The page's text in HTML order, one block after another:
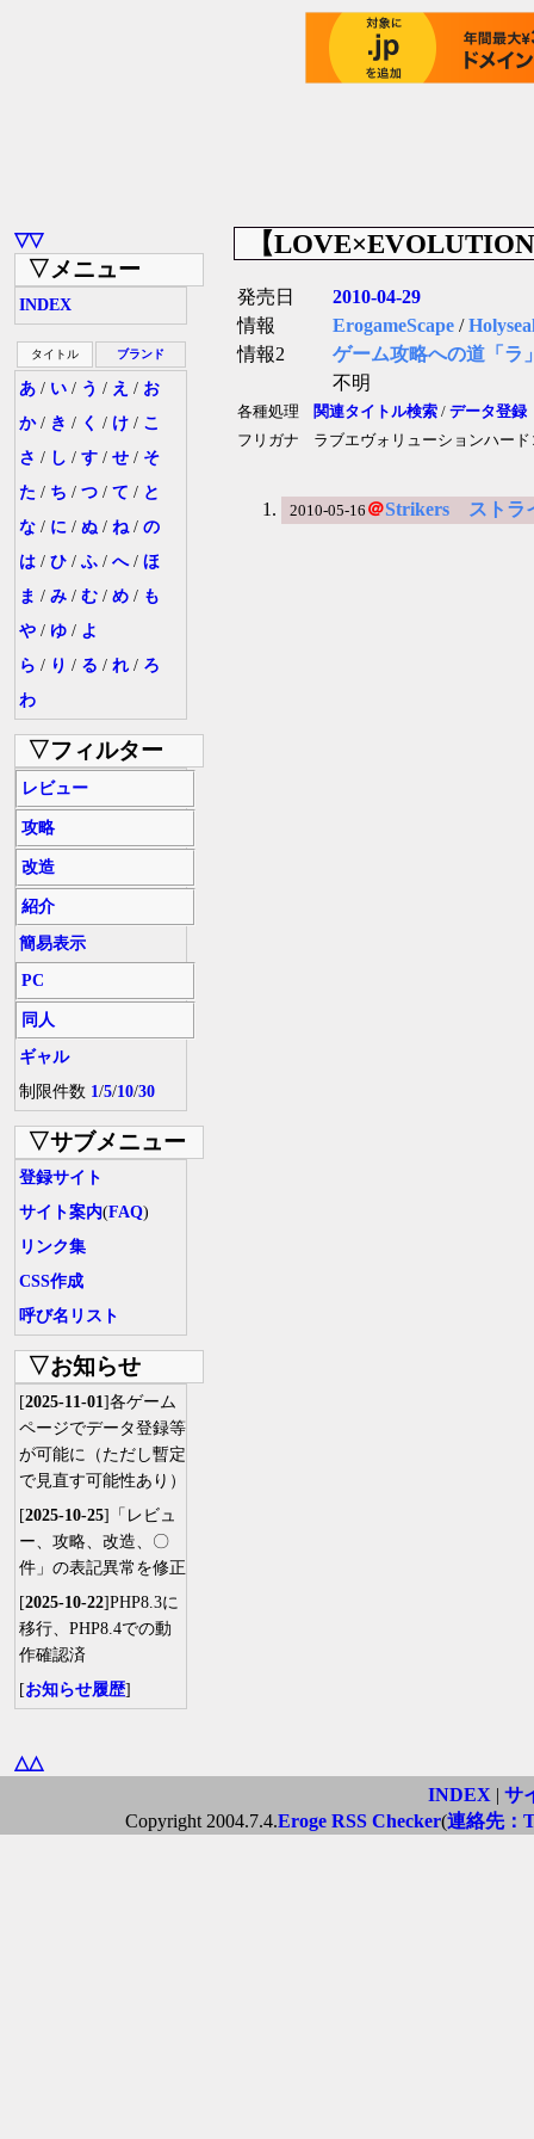
▽▽
▽メニュー
INDEX
タイトル ブランド
あ / い / う / え / お
か/ き / く / け / こ
さ / し / す / せ / そ
た / ち / つ / て / と
な / に / ぬ / ね/ の
は / ひ / ふ / へ/ ほ
ま / み / む / め / も
や / ゆ / よ
ら / り / る / れ / ろ
わ
▽フィルター
レビュー
攻略
改造
紹介
簡易表示
PC
同人
ギャル
制限件数 1/5/10/30
▽サブメニュー
登録サイト
サイト案内(FAQ)
リンク集
CSS作成
呼び名リスト
▽お知らせ
[2025-11-01]各ゲーム
ページでデータ登録等
が可能に（ただし暫定
で見直す可能性あり）
[2025-10-25]「レビュ
ー、攻略、改造、〇
件」の表記異常を修正
[2025-10-22]PHP8.3に
移行、PHP8.4での動
作確認済
[お知らせ履歴]
【
発売日
2010-04-29
情報
ErogameScape /
情報2
ゲーム攻略への道「ラ
不明
各種処理 関連タイトル検索 / データ登録
フリガナ
ラブエヴォリューションハー
2010-05-16 ＠Strikers ストラ
△△
INDEX | サ
Copyright 2004.7.4.Eroge RSS Checker(連絡先：